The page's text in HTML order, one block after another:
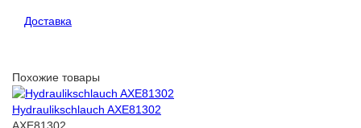
Доставка
Похожие товары
Hydraulikschlauch AXE81302